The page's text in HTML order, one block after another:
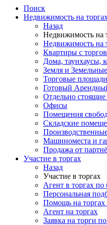
Поиск
Недвижимость на
Назад
Недвижимость на
Недвижимость на
Квартиры с
Дома, таунхаусы,
Земля и
Торговые
Готовый
Отдельно стоящие
Офисы
Помещения
Складские
Машиноместа и
Продажа от
Участие в торгах
Назад
Участие в торгах
Агент в торгах по
Персональная
Помощь на торгах
Агент на торгах
Заявка на торги